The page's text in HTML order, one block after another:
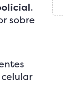
.
sobre